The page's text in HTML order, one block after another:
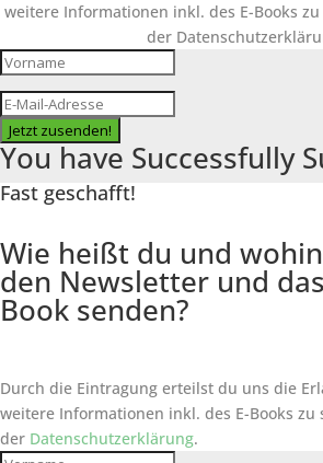
weitere Informationen inkl. des E-Books
der
Jetzt zusenden!
You have Successfully
Fast geschafft!
Wie heißt du und
den Newsletter und
Book senden?
Durch die Eintragung erteilst du uns die
weitere Informationen inkl. des E-Books zu
der Datenschutzerklärung.